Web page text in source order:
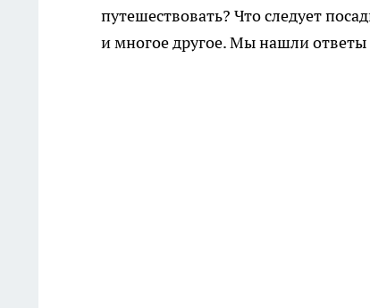
путешествовать? Что следует
и многое другое. Мы нашли ответы